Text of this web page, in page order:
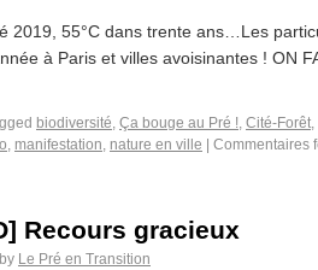
2019, 55°C dans trente ans…Les
à Paris et villes avoisinantes ! ON
biodiversité, Ça bouge au Pré !, Cité-Forêt,
, manifestation, nature en ville Commentaires
Recours gracieux
by Le Pré en Transition